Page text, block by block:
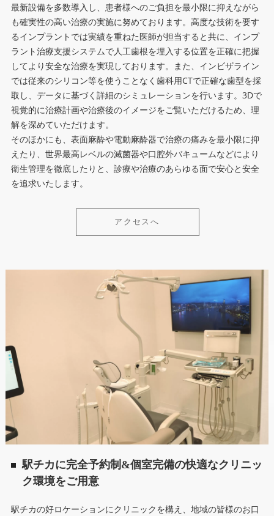
最新設備を多数導入し、患者様へのご負担を最小限に抑えながら
も確実性の高い治療の実施に努めております。高度な技術を要す
るインプラントでは実績を重ねた医師が担当すると共に、インプ
ラント治療支援システムで人工歯根を埋入する位置を正確に把握
してより安全な治療を実現しております。また、インビザライン
では従来のシリコン等を使うことなく歯科用CTで正確な歯型を採
取し、データに基づく詳細のシミュレーションを行います。3Dで
視覚的に治療計画や治療後のイメージをご覧いただけるため、理
解を深めていただけます。
そのほかにも、表面麻酔や電動麻酔器で治療の痛みを最小限に抑
えたり、世界最高レベルの滅菌器や口腔外バキュームなどにより
衛生管理を徹底したりと、診療や治療のあらゆる面で安心と安全
を追求いたします。
アクセスへ
駅チカに完全予約制&個室完備の快適なクリニッ
ク環境をご用意
駅チカの好ロケーションにクリニックを構え、地域の皆様のお口